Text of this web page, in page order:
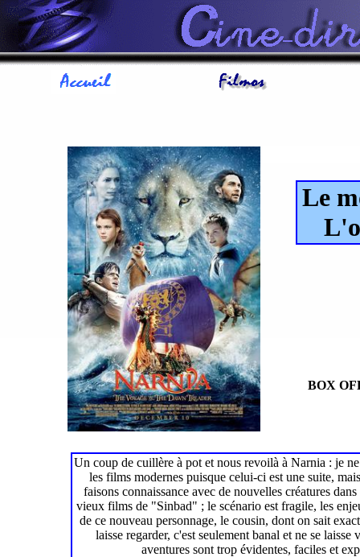
Le
BOX
Un coup de cuillère à pot et nous revoilà à Narnia : je
les films modernes puisque celui-ci est une suite,
faisons connaissance avec de nouvelles créatures
vieux films de "Sinbad" ; le scénario est fragile, les
de ce nouveau personnage, le cousin, dont on sait
laisse regarder, c'est seulement banal et ne se
aventures sont trop évidentes, faciles et